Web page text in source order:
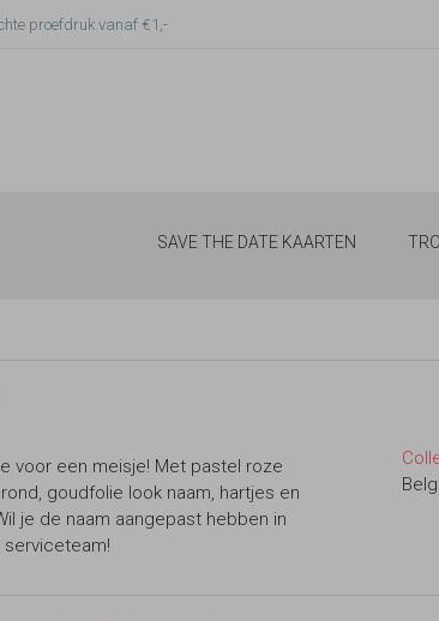
proefdruk vanaf €1,-
SAVE THE DATE KAARTEN
voor een meisje! Met pastel roze
goudfolie look naam, hartjes en
je de naam aangepast hebben in
serviceteam!